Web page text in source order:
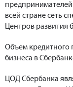
всей стране сеть
Центров развития
Объем кредитного
бизнеса в
ЦОД Сбербанка